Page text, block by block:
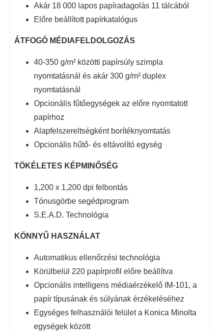
Akár 18 000 lapos papíradagolás 11 tálcából
Előre beállított papírkatalógus
ÁTFOGÓ MÉDIAFELDOLGOZÁS
40-350 g/m² közötti papírsúly szimpla
nyomtatásnál és akár 300 g/m² duplex
nyomtatásnál
Opcionális fűtőegységek az előre nyomtatott
papírhoz
Alapfelszereltségként borítéknyomtatás
Opcionális hűtő- és eltávolító egység
TÖKÉLETES KÉPMINŐSÉG
1,200 x 1,200 dpi felbontás
Tónusgörbe segédprogram
S.E.A.D. Technológia
KÖNNYŰ HASZNÁLAT
Automatikus ellenőrzési technológia
Körülbelül 220 papírprofil előre beállítva
Opcionális intelligens médiaérzékelő IM-101, a
papír típusának és súlyának érzékeléséhez
Egységes felhasználói felület a Konica Minolta
egységek között